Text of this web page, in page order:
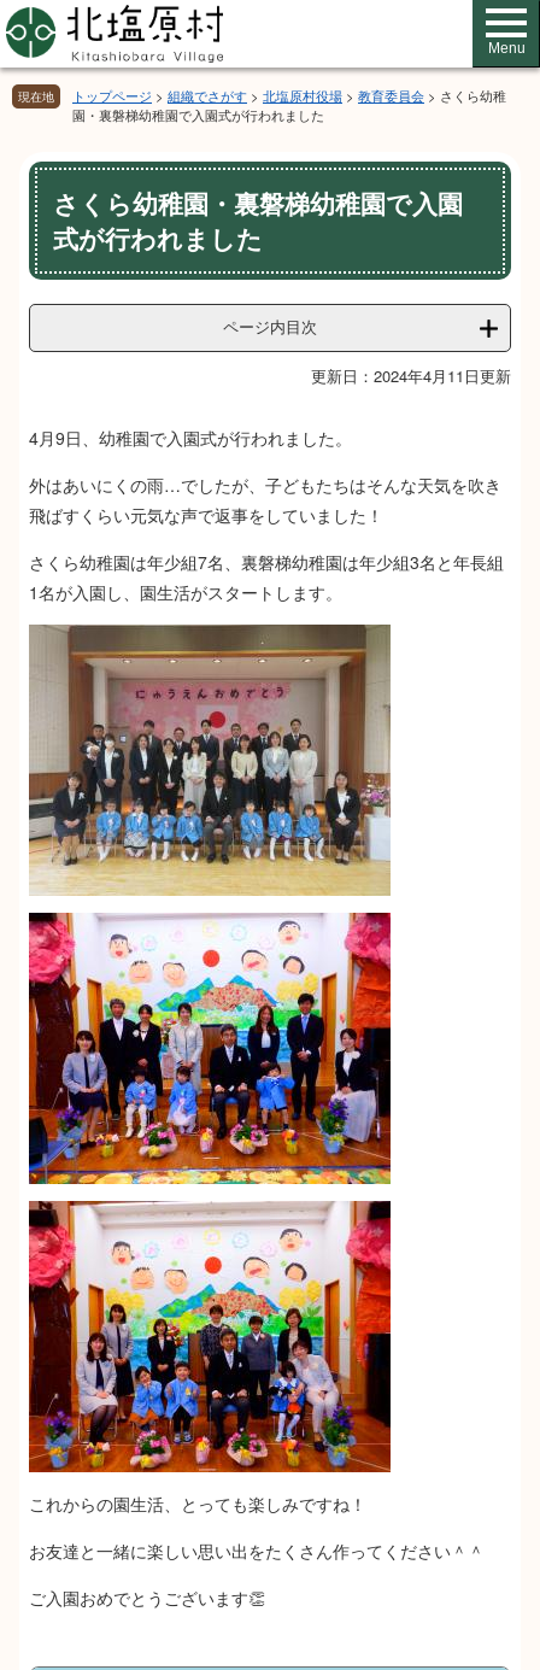
ペ
ー
ジ
の
先
メ
ニ
ュ
ー
を
Menu
現在地 トップページ > 組織でさがす > 北塩原村役場 > 教育委員会 > さくら幼稚
園・裏磐梯幼稚園で入園式が行われました
本
文
さくら幼稚園・裏磐梯幼稚園で入園
式が行われました
ページ内目次
更新日：2024年4月11日更新
4月9日、幼稚園で入園式が行われました。
外はあいにくの雨…でしたが、子どもたちはそんな天気を吹き
飛ばすくらい元気な声で返事をしていました！
さくら幼稚園は年少組7名、裏磐梯幼稚園は年少組3名と年長組
1名が入園し、園生活がスタートします。
これからの園生活、とっても楽しみですね！
お友達と一緒に楽しい思い出をたくさん作ってください＾＾
ご入園おめでとうございます👏